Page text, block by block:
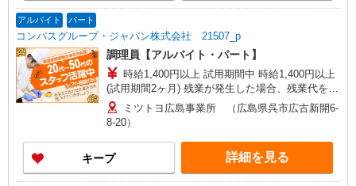
アルバイト パート
コンパスグループ・ジャパン株式会社 21507_p
調理員【アルバイト・パート】
時給1,400円以上 試用期間中 時給1,400円以上
(試用期間2ヶ月) 残業が発生した場合、残業代を1
分単位で別途支給します。
ミツトヨ広島事業所 （広島県呉市広古新開6-
8-20）
キープ 詳細を見る